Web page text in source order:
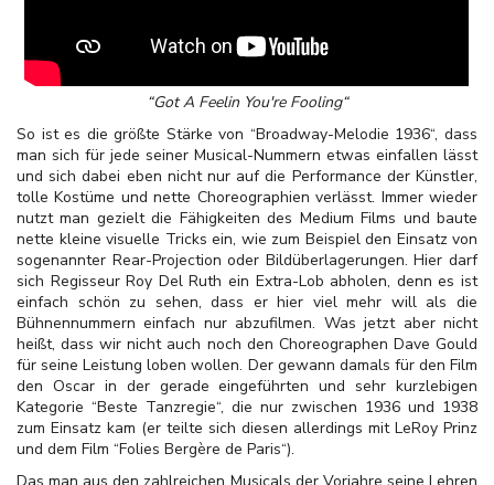
“Got A Feelin You're Fooling“
So ist es die größte Stärke von “Broadway-Melodie 1936“, dass
man sich für jede seiner Musical-Nummern etwas einfallen lässt
und sich dabei eben nicht nur auf die Performance der Künstler,
tolle Kostüme und nette Choreographien verlässt. Immer wieder
nutzt man gezielt die Fähigkeiten des Medium Films und baute
nette kleine visuelle Tricks ein, wie zum Beispiel den Einsatz von
sogenannter Rear-Projection oder Bildüberlagerungen. Hier darf
sich Regisseur Roy Del Ruth ein Extra-Lob abholen, denn es ist
einfach schön zu sehen, dass er hier viel mehr will als die
Bühnennummern einfach nur abzufilmen. Was jetzt aber nicht
heißt, dass wir nicht auch noch den Choreographen Dave Gould
für seine Leistung loben wollen. Der gewann damals für den Film
den Oscar in der gerade eingeführten und sehr kurzlebigen
Kategorie “Beste Tanzregie“, die nur zwischen 1936 und 1938
zum Einsatz kam (er teilte sich diesen allerdings mit LeRoy Prinz
und dem Film “Folies Bergère de Paris“).